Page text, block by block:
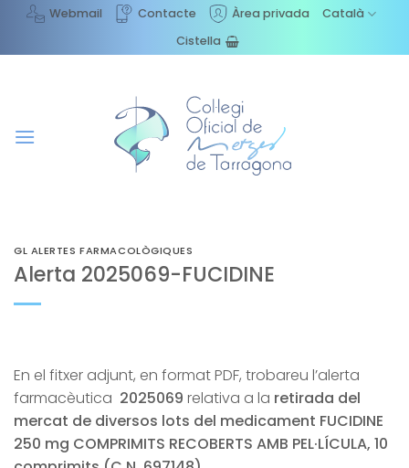
content
Webmail Contacte Àrea privada
Català
Cistella
GL ALERTES FARMACOLÒGIQUES
Alerta 2025069-FUCIDINE
En el fitxer adjunt, en format PDF, trobareu l’alerta
farmacèutica 2025069 relativa a la retirada del
mercat de diversos lots del medicament FUCIDINE
250 mg COMPRIMITS RECOBERTS AMB PEL·LÍCULA, 10